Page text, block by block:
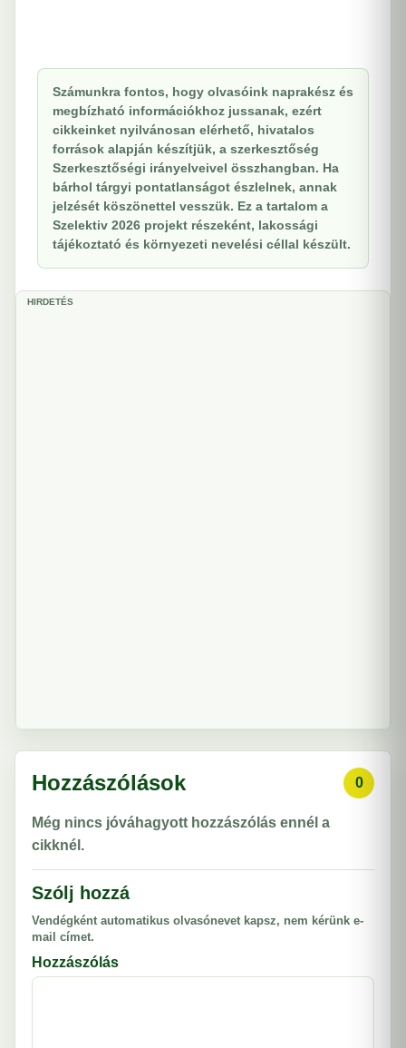
Számunkra fontos, hogy olvasóink naprakész és
megbízható információkhoz jussanak, ezért
cikkeinket nyilvánosan elérhető, hivatalos
források alapján készítjük, a szerkesztőség
Szerkesztőségi irányelveivel összhangban. Ha
bárhol tárgyi pontatlanságot észlelnek, annak
jelzését köszönettel vesszük. Ez a tartalom a
Szelektiv 2026 projekt részeként, lakossági
tájékoztató és környezeti nevelési céllal készült.
HIRDETÉS
Hozzászólások 0
Még nincs jóváhagyott hozzászólás ennél a
cikknél.
Szólj hozzá
Vendégként automatikus olvasónevet kapsz, nem kérünk e-
mail címet.
Hozzászólás